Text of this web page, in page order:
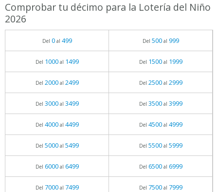
Comprobar tu décimo para la Lotería del Niño
2026
Del 0al 499 Del 500al 999
Del 1000al 1499 Del 1500al 1999
Del 2000al 2499 Del 2500al 2999
Del 3000al 3499 Del 3500al 3999
Del 4000al 4499 Del 4500al 4999
Del 5000al 5499 Del 5500al 5999
Del 6000al 6499 Del 6500al 6999
Del 7000al 7499 Del 7500al 7999